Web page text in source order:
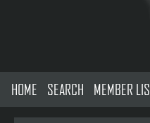
HOME SEARCH MEMBER